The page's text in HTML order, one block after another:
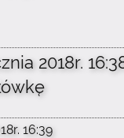
2018r.
16:39